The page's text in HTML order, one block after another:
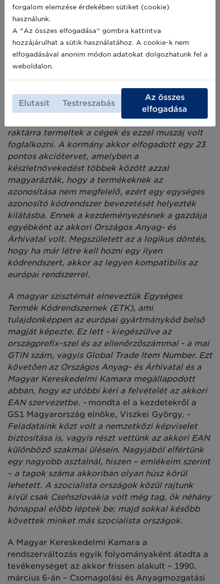
1983-ban rendkívül nehéz volt a gazdasági
helyzet Magyarországon, nagyon nagy volt a
deviza szűke. Az egyik érv a csatlakozásunk
mellett az volt, hogy az exportképességünket,
különösen az élelmiszerexport képességét
termékeinket. A másik érv az volt, hogy
akkoriban a GDP növekedésnek közel 60%-át
felemésztette a készletbővülés. Gyakorlatilag
raktárra termeltek a cégek és ezzel muszáj volt
foglalkozni. A kormány akkor elfogadott egy 23
pontos akciótervet, amelyben a
készletnövekedést többek között azzal
magyarázták, hogy a termékeknek az
azonosítása nem megfelelő, ezért egy egységes
azonosító kódrendszer bevezetését helyezték
kilátásba. Ennek a kezdeményezésnek a gazdája
egyébként az akkori Országos Anyag- és
Árhivatal volt. Megszületett az a logikus döntés,
hogy ha már létre kell hozni egy ilyen
kódrendszert, akkor az legyen kompatibilis az
európai rendszerrel.
A magyar szisztémát elneveztük Egységes
Termék Kódrendszernek (ETK), ami
tulajdonképpen az európai gyártmánykód belső
magját képezte. Ez lett - kiegészülve az
országprefix-szel és az ellenőrzőszámmal - a mai
GTIN szám, vagyis Global Trade Item Number. Ezt
követően az Országos Anyag- és Árhivatal és a
Magyar Kereskedelmi Kamara megállapodott
abban, hogy ez utóbbi kéri a felvételét az akkori
EAN szervezetbe. - mondta el a kezdetekről a
GS1 Magyarország elnöke, Viszkei György. -
Feladataink közt volt a nemzetközi képviselet
biztosítása is, vagyis részt vettünk az akkori EAN
különböző szakmai ülésein. Nagyjából elfértünk
egy nagyobb asztalnál, hiszen – emlékeim szerint
– a tagok száma akkoriban olyan húsz körül
lehetett. A szocialista országok közül rajtunk
kívül csak Csehszlovákia volt még tag, ők néhány
hónappal előbb léptek be; majd sokkal később
követtek minket más szocialista országok.
A Magyar Kereskedelmi Kamara a
rendszerváltozás egyik folyományaként átadta a
tevékenységet az akkor frissen alakult – 1990.
március 6-án – Csomagolási és Anyagmozgatási
forgalom elemzése érdekében sütiket (cookie)
használunk.
A "Az összes elfogadása" gombra kattintva
hozzájárulhat a sütik használatához. A cookie-k nem
elfogadásával anonim módon adatokat dolgozhatunk fel a
weboldalon.
Elutasít Testreszabás
Az összes
elfogadása